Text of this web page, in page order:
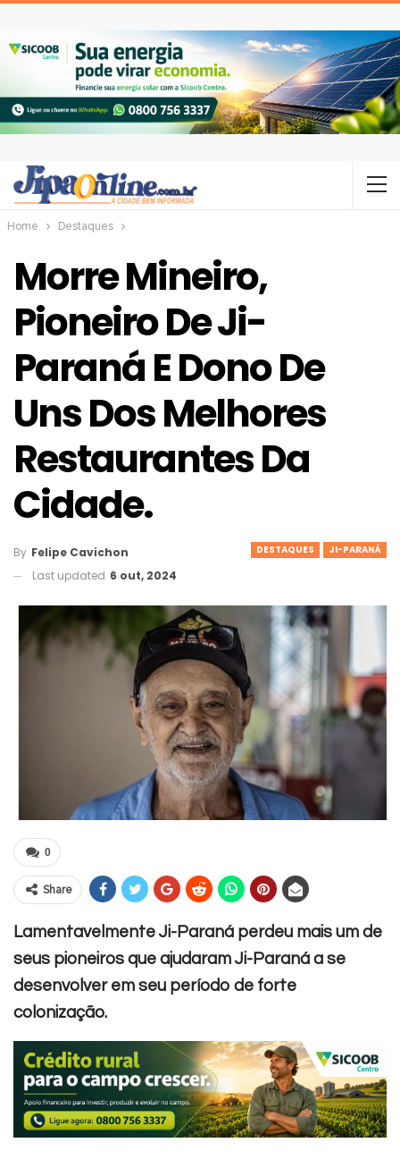
Home Destaques
Morre Mineiro,
Pioneiro De Ji-
Paraná E Dono De
Uns Dos Melhores
Restaurantes Da
Cidade.
DESTAQUES JI-PARANÁ
By Felipe Cavichon
Last updated 6 out, 2024
0
Share
Lamentavelmente Ji-Paraná perdeu mais um de
seus pioneiros que ajudaram Ji-Paraná a se
desenvolver em seu período de forte
colonização.